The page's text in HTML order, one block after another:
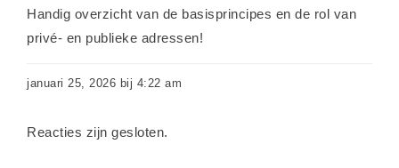
Handig overzicht van de basisprincipes en de rol van
privé- en publieke adressen!
januari 25, 2026 bij 4:22 am
Reacties zijn gesloten.